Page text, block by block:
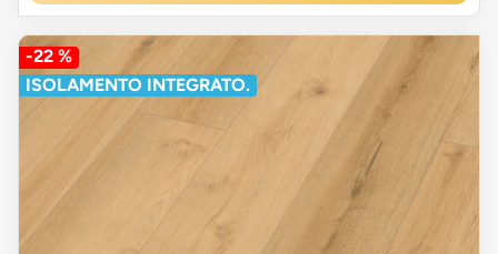
-22 %
ISOLAMENTO INTEGRATO.